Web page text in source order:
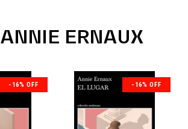
ANNIE ERNAUX
-16% OFF -16% OFF